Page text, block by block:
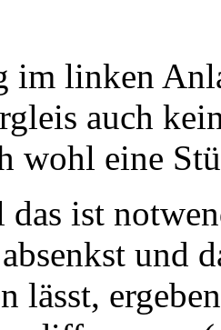
im linken
auch
wohl eine
ist
und
lässt,